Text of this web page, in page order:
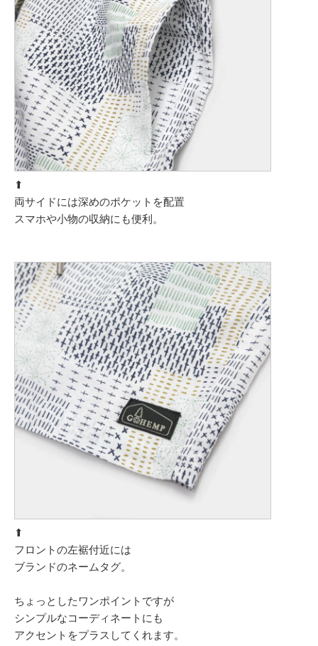
⬆︎
両サイドには深めのポケットを配置
スマホや小物の収納にも便利。
⬆︎
フロントの左裾付近には
ブランドのネームタグ。
ちょっとしたワンポイントですが
シンプルなコーディネートにも
アクセントをプラスしてくれます。